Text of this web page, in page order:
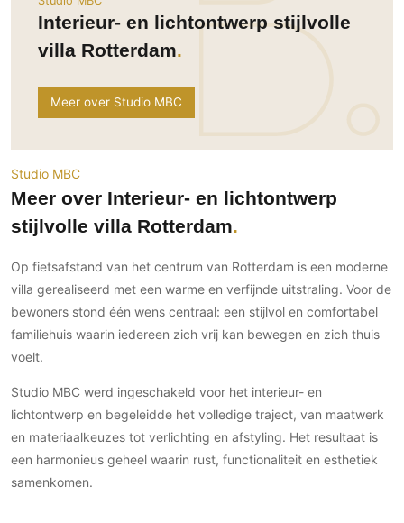
Woondecoratie
Inrichting
Roomdividers
Verlichting
Haarden
Glas
Trappen
Keuken
Keukens
Keukenbladen
Keukenaccessoires
Keukenkranen
Ramen en deuren
Ramen
Deursystemen
Glazen wandsystemen
Zonwering
Buitenshutters
Overig
Autolift
3D visualisaties
Gevelbekleding
Gevelstenen
Houten gevelbekleding
Stucwerk
Tuinmeubelen
Tuinverlichting
Omheining
Buitenvloeren
Houten buitenvloeren
Natuursteen en keramiek
buitenvloeren
Zonwering
Zonwering buiten
Kinderkamer
Serre/Veranda
Toilet
Werkkamer
Wijnkelder
Woonkamer
Buitenkijken
Bijgebouw / Poolhouse
Tuin
Zwembad
Zakelijk
Interieur- en lichtontwerp stijlvolle
villa Rotterdam
Meer over Studio MBC
Studio MBC
Meer over Interieur- en lichtontwerp
stijlvolle villa Rotterdam
Op fietsafstand van het centrum van Rotterdam is een moderne
villa gerealiseerd met een warme en verfijnde uitstraling. Voor de
bewoners stond één wens centraal: een stijlvol en comfortabel
familiehuis waarin iedereen zich vrij kan bewegen en zich thuis
voelt.
Studio MBC werd ingeschakeld voor het interieur- en
lichtontwerp en begeleidde het volledige traject, van maatwerk
en materiaalkeuzes tot verlichting en afstyling. Het resultaat is
een harmonieus geheel waarin rust, functionaliteit en esthetiek
samenkomen.